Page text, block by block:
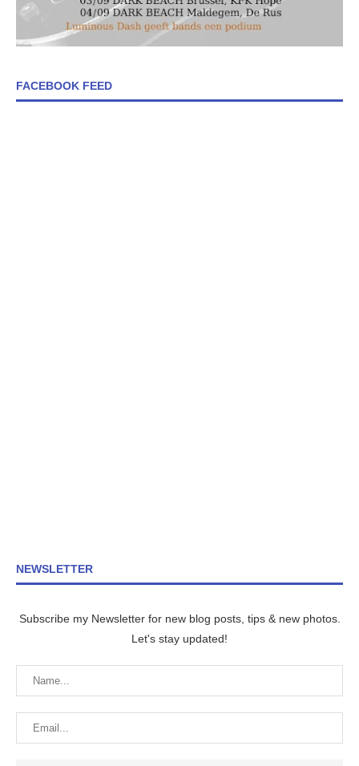
FACEBOOK FEED
NEWSLETTER
Subscribe my Newsletter for new blog posts, tips & new photos.
Let's stay updated!